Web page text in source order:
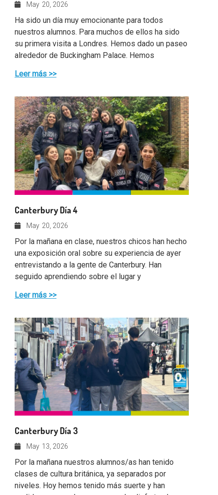
May 20, 2026
Ha sido un día muy emocionante para todos
nuestros alumnos. Para muchos de ellos ha sido
su primera visita a Londres. Hemos dado un paseo
alrededor de Buckingham Palace. Hemos
Leer más >>
Canterbury Día 4
May 20, 2026
Por la mañana en clase, nuestros chicos han hecho
una exposición oral sobre su experiencia de ayer
entrevistando a la gente de Canterbury. Han
seguido aprendiendo sobre el lugar y
Leer más >>
Canterbury Día 3
May 13, 2026
Por la mañana nuestros alumnos/as han tenido
clases de cultura británica, ya separados por
niveles. Hoy hemos tenido más suerte y han